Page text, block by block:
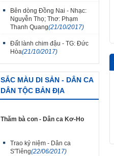
Bên dòng Đồng Nai - Nhạc:
Nguyễn Thọ; Thơ: Phạm
Thanh Quang(21/10/2017)
Đất lành chim đậu - TG: Đức
Hòa(21/10/2017)
SẮC MÀU DI SẢN - DÂN CA
DÂN TỘC BẢN ĐỊA
Thăm bà con - Dân ca Kơ-Ho
Trao kỷ niệm - Dân ca
S'Tiêng(22/06/2017)